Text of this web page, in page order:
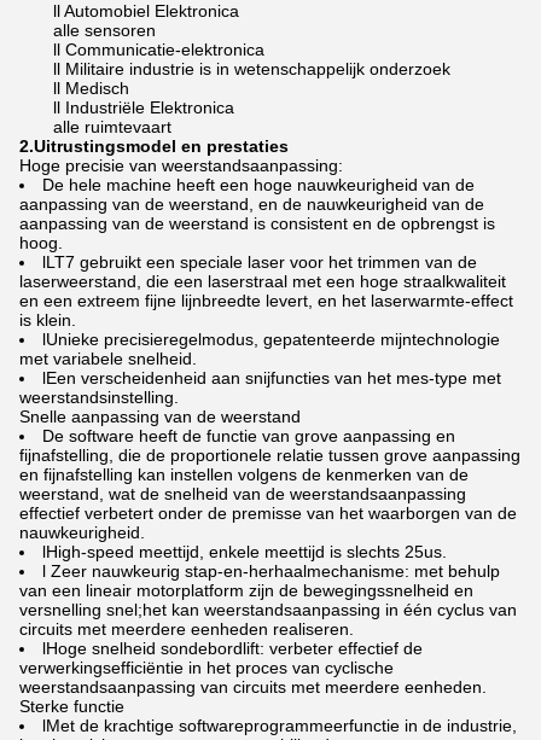
ll Automobiel Elektronica
alle sensoren
ll Communicatie-elektronica
ll Militaire industrie is in wetenschappelijk onderzoek
ll Medisch
ll Industriële Elektronica
alle ruimtevaart
2.Uitrustingsmodel en prestaties
Hoge precisie van weerstandsaanpassing:
De hele machine heeft een hoge nauwkeurigheid van de
aanpassing van de weerstand, en de nauwkeurigheid van de
aanpassing van de weerstand is consistent en de opbrengst is
hoog.
lLT7 gebruikt een speciale laser voor het trimmen van de
laserweerstand, die een laserstraal met een hoge straalkwaliteit
en een extreem fijne lijnbreedte levert, en het laserwarmte-effect
is klein.
lUnieke precisieregelmodus, gepatenteerde mijntechnologie
met variabele snelheid.
lEen verscheidenheid aan snijfuncties van het mes-type met
weerstandsinstelling.
Snelle aanpassing van de weerstand
De software heeft de functie van grove aanpassing en
fijnafstelling, die de proportionele relatie tussen grove aanpassing
en fijnafstelling kan instellen volgens de kenmerken van de
weerstand, wat de snelheid van de weerstandsaanpassing
effectief verbetert onder de premisse van het waarborgen van de
nauwkeurigheid.
lHigh-speed meettijd, enkele meettijd is slechts 25us.
l Zeer nauwkeurig stap-en-herhaalmechanisme: met behulp
van een lineair motorplatform zijn de bewegingssnelheid en
versnelling snel;het kan weerstandsaanpassing in één cyclus van
circuits met meerdere eenheden realiseren.
lHoge snelheid sondebordlift: verbeter effectief de
verwerkingsefficiëntie in het proces van cyclische
weerstandsaanpassing van circuits met meerdere eenheden.
Sterke functie
lMet de krachtige softwareprogrammeerfunctie in de industrie,